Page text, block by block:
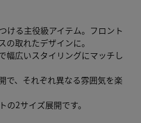
ける主役級アイテム。フロント
の取れたデザインに。
幅広いスタイリングにマッチし
で、それぞれ異なる雰囲気を楽
の2サイズ展開です。